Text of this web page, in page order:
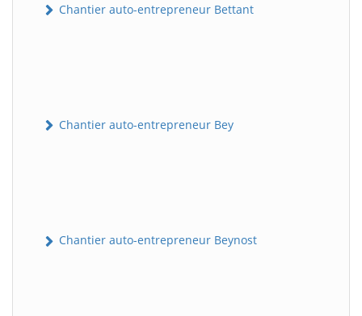
Chantier auto-entrepreneur Bettant
Chantier auto-entrepreneur Bey
Chantier auto-entrepreneur Beynost